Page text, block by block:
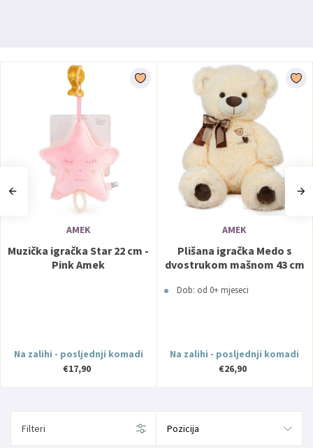
AMEK
Muzička igračka Star 22 cm -
Pink Amek
Na zalihi - posljednji komadi
€17,90
AMEK
Plišana igračka Medo s
dvostrukom mašnom 43 cm
Dob: od 0+ mjeseci
Na zalihi - posljednji komadi
€26,90
Filteri